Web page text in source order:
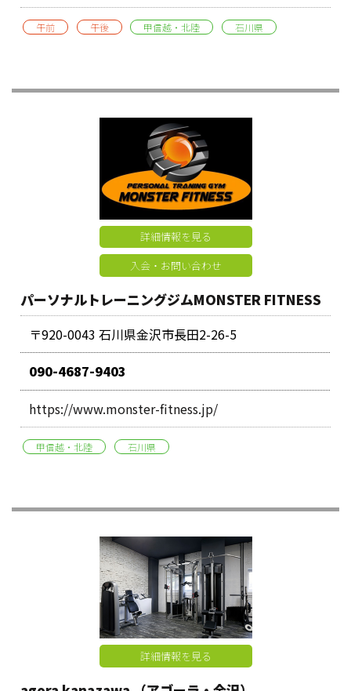
午前 午後 甲信越・北陸 石川県
詳細情報を見る
入会・お問い合わせ
パーソナルトレーニングジムMONSTER FITNESS
〒920-0043 石川県金沢市長田2-26-5
090-4687-9403
https://www.monster-fitness.jp/
甲信越・北陸 石川県
詳細情報を見る